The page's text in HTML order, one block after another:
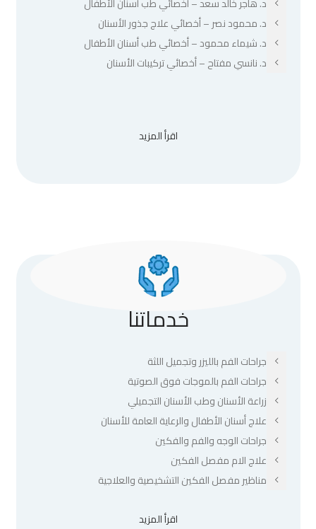
د. محمود نصر – أخصائي علاج جذور الأسنان
د. شيماء محمود – أخصائي طب أسنان الأطفال
د. نانسي مفتاح – أخصائي تركيبات الأسنان
اقرأ المزيد
خدماتنا
جراحات الفم بالليزر وتجميل اللثة
جراحات الفم بالموجات فوق الصوتية
زراعة الأسنان وطب الأسنان التجميلي
علاج أسنان الأطفال والرعاية العامة للأسنان
جراحات الوجه والفم والفكين
علاج الام مفصل الفكين
مناظير مفصل الفكين التشخيصية والعلاجية
اقرأ المزيد